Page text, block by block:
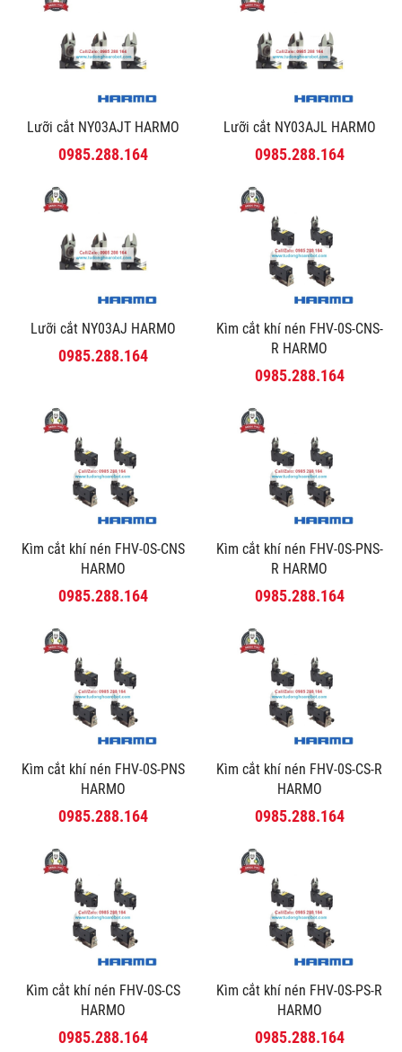
Lưỡi cắt NY03AJT HARMO
0985.288.164
Lưỡi cắt NY03AJL HARMO
0985.288.164
Lưỡi cắt NY03AJ HARMO
0985.288.164
Kìm cắt khí nén FHV-0S-CNS-
R HARMO
0985.288.164
Kìm cắt khí nén FHV-0S-CNS
HARMO
0985.288.164
Kìm cắt khí nén FHV-0S-PNS-
R HARMO
0985.288.164
Kìm cắt khí nén FHV-0S-PNS
HARMO
0985.288.164
Kìm cắt khí nén FHV-0S-CS-R
HARMO
0985.288.164
Kìm cắt khí nén FHV-0S-CS
HARMO
0985.288.164
Kìm cắt khí nén FHV-0S-PS-R
HARMO
0985.288.164